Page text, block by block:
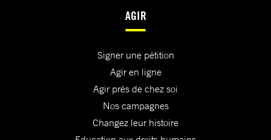
AGIR
Signer une pétition
Agir en ligne
Agir près de chez soi
Nos campagnes
Changez leur histoire